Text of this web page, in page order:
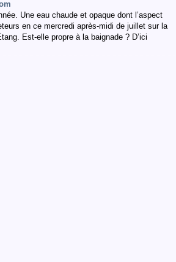
Une eau chaude et opaque dont l’aspect
en ce mercredi après-midi de juillet sur la
Est-elle propre à la baignade ? D’ici